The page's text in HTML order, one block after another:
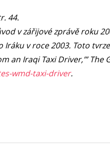
44.
v zářijové zprávě roku
v roce 2003. Toto
an Iraqi Taxi Driver,’”
wmd-taxi-driver.